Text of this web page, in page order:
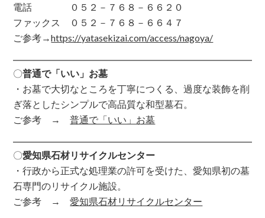
電話 ０５２－７６８－６６２０
ファックス ０５２－７６８－６６４７
ご参考→https://yatasekizai.com/access/nagoya/
〇普通で「いい」お墓
・お墓で大切なところを丁寧につくる、過度な装飾を削
ぎ落としたシンプルで高品質な和型墓石。
ご参考 →普通で「いい」お墓
〇愛知県石材リサイクルセンター
・行政から正式な処理業の許可を受けた、愛知県初の墓
石専門のリサイクル施設。
ご参考 →愛知県石材リサイクルセンター